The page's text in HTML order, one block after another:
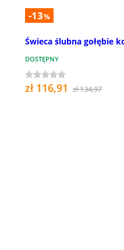
-13%
Świeca ślubna gołębie
DOSTĘPNY
zł 116,91 zł 134,97